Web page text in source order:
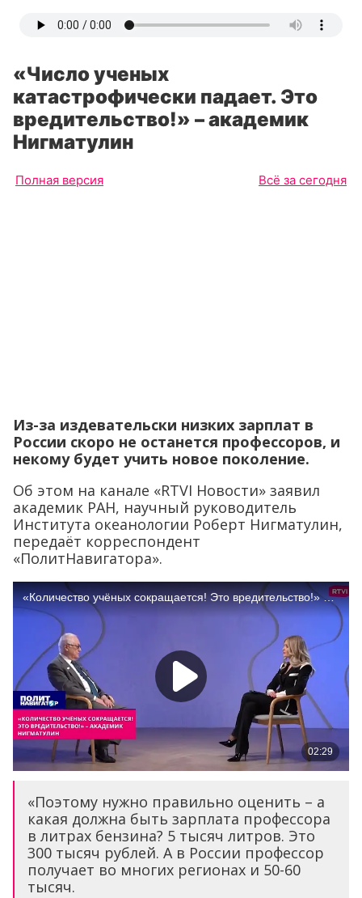
«Число ученых
катастрофически падает. Это
вредительство!» – академик
Нигматулин
Полная версия Всё за сегодня
Из-за издевательски низких зарплат в
России скоро не останется профессоров, и
некому будет учить новое поколение.
Об этом на канале «RTVI Новости» заявил
академик РАН, научный руководитель
Института океанологии Роберт Нигматулин,
передаёт корреспондент
«ПолитНавигатора».
«Поэтому нужно правильно оценить – а
какая должна быть зарплата профессора
в литрах бензина? 5 тысяч литров. Это
300 тысяч рублей. А в России профессор
получает во многих регионах и 50-60
тысяч.